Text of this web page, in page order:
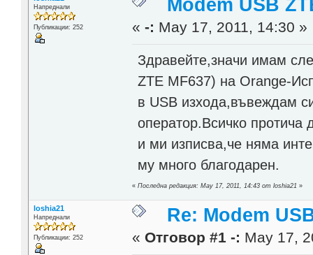
Напреднали
Публикации: 252
Modem USB
«-: May 17, 2011, 14:30 »
Здравейте,значи имам
ZTE MF637) на Orange-
в USB изхода,въвеждам
оператор.Всичко протича
и ми изписва,че няма
му много благодарен.
«Последна редакция: May 17, 2011, 14:43 от loshia21 »
loshia21
Напреднали
Публикации: 252
Re: Modem
« Отговор #1 -: May 17,